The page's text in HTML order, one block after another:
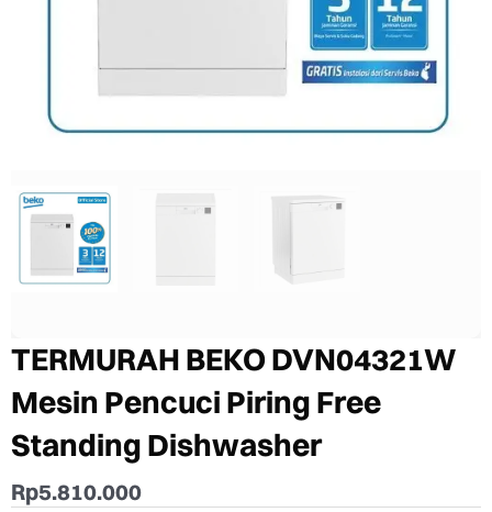
TERMURAH BEKO DVN04321W
Mesin Pencuci Piring Free
Standing Dishwasher
Rp5.810.000